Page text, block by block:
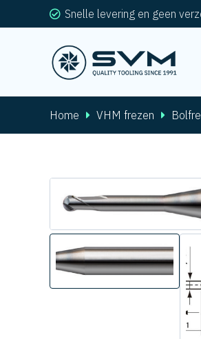
Snelle levering en geen
Home VHM frezen